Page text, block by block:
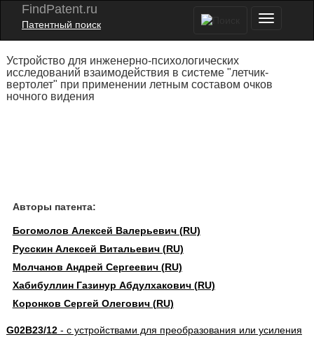
FindPatent.ru
Патентный поиск
Устройство для инженерно-психологических
исследований взаимодействия в системе "летчик-
вертолет" при применении летным составом очков
ночного видения
Авторы патента:
Богомолов Алексей Валерьевич (RU)
Русскин Алексей Витальевич (RU)
Молчанов Андрей Сергеевич (RU)
Хабибуллин Газинур Абдулхакович (RU)
Коронков Сергей Олегович (RU)
G02B23/12- с устройствами для преобразования или усиления